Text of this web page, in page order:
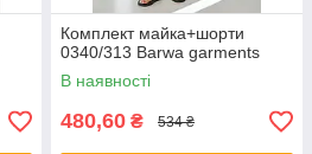
Комплект майка+шорти
0340/313 Barwa garments
В наявності
480,60 ₴ 534 ₴